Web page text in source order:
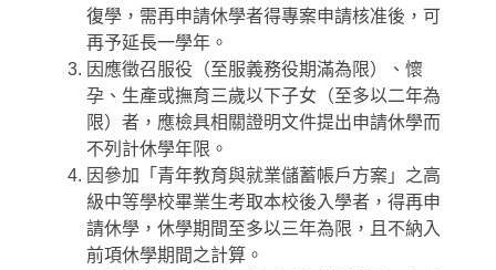
復學，需再申請休學者得專案申請核准後，可
再予延長一學年。
因應徵召服役（至服義務役期滿為限）、懷
孕、生產或撫育三歲以下子女（至多以二年為
限）者，應檢具相關證明文件提出申請休學而
不列計休學年限。
因參加「青年教育與就業儲蓄帳戶方案」之高
級中等學校畢業生考取本校後入學者，得再申
請休學，休學期間至多以三年為限，且不納入
前項休學期間之計算。